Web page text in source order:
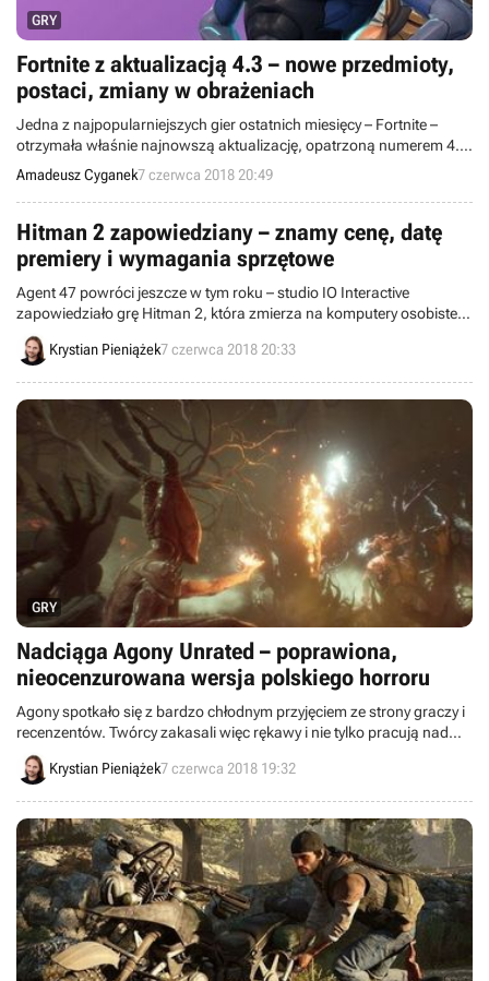
GRY
Fortnite z aktualizacją 4.3 – nowe przedmioty,
postaci, zmiany w obrażeniach
Jedna z najpopularniejszych gier ostatnich miesięcy – Fortnite –
otrzymała właśnie najnowszą aktualizację, opatrzoną numerem 4.3,
która wprowadza dodatkową zawartość oraz zmiany m.in. w
systemie obrażeń.
Amadeusz Cyganek7 czerwca 2018 20:49
Hitman 2 zapowiedziany – znamy cenę, datę
premiery i wymagania sprzętowe
Agent 47 powróci jeszcze w tym roku – studio IO Interactive
zapowiedziało grę Hitman 2, która zmierza na komputery osobiste,
PlayStation 4 oraz Xboksa One. Nie tylko ujawniono datę premiery tej
produkcji oraz informacje na temat fabuły, lecz także podzielono się
Krystian Pieniążek7 czerwca 2018 20:33
GRY
Nadciąga Agony Unrated – poprawiona,
nieocenzurowana wersja polskiego horroru
Agony spotkało się z bardzo chłodnym przyjęciem ze strony graczy i
recenzentów. Twórcy zakasali więc rękawy i nie tylko pracują nad
poprawkami do gry, lecz także nad jej nową nieocenzurowaną
wersją, czyli Agony Unrated.
Krystian Pieniążek7 czerwca 2018 19:32